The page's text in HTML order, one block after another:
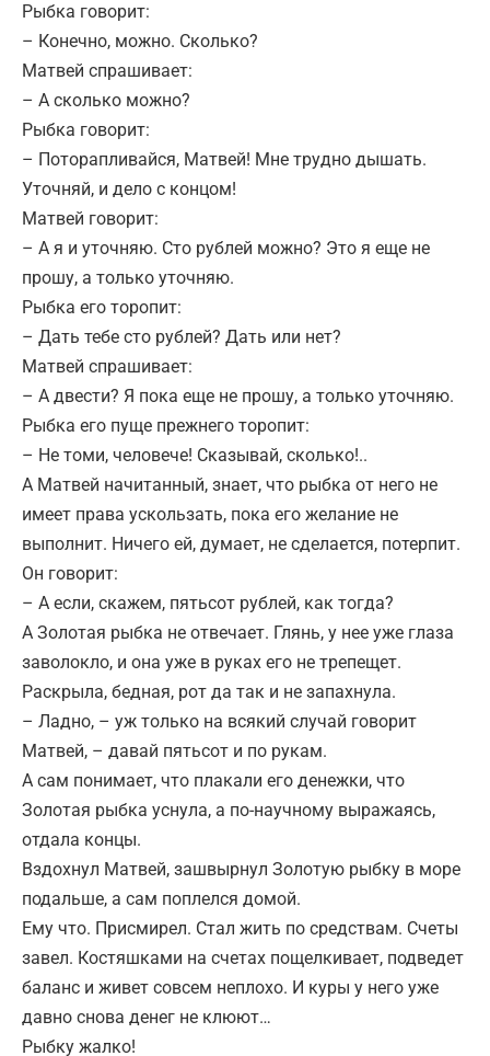
Рыбка говорит:
– Конечно, можно. Сколько?
Матвей спрашивает:
– А сколько можно?
Рыбка говорит:
– Поторапливайся, Матвей! Мне трудно дышать.
Уточняй, и дело с концом!
Матвей говорит:
– А я и уточняю. Сто рублей можно? Это я еще не
прошу, а только уточняю.
Рыбка его торопит:
– Дать тебе сто рублей? Дать или нет?
Матвей спрашивает:
– А двести? Я пока еще не прошу, а только уточняю.
Рыбка его пуще прежнего торопит:
– Не томи, человече! Сказывай, сколько!..
А Матвей начитанный, знает, что рыбка от него не
имеет права ускользать, пока его желание не
выполнит. Ничего ей, думает, не сделается, потерпит.
Он говорит:
– А если, скажем, пятьсот рублей, как тогда?
А Золотая рыбка не отвечает. Глянь, у нее уже глаза
заволокло, и она уже в руках его не трепещет.
Раскрыла, бедная, рот да так и не запахнула.
– Ладно, – уж только на всякий случай говорит
Матвей, – давай пятьсот и по рукам.
А сам понимает, что плакали его денежки, что
Золотая рыбка уснула, а по-научному выражаясь,
отдала концы.
Вздохнул Матвей, зашвырнул Золотую рыбку в море
подальше, а сам поплелся домой.
Ему что. Присмирел. Стал жить по средствам. Счеты
завел. Костяшками на счетах пощелкивает, подведет
баланс и живет совсем неплохо. И куры у него уже
давно снова денег не клюют…
Рыбку жалко!